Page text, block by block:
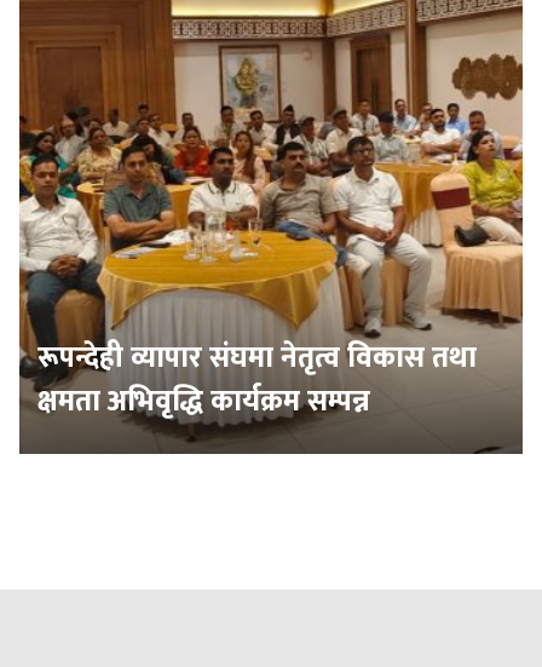
रूपन्देही व्यापार संघमा नेतृत्व विकास तथा
क्षमता अभिवृद्धि कार्यक्रम सम्पन्न